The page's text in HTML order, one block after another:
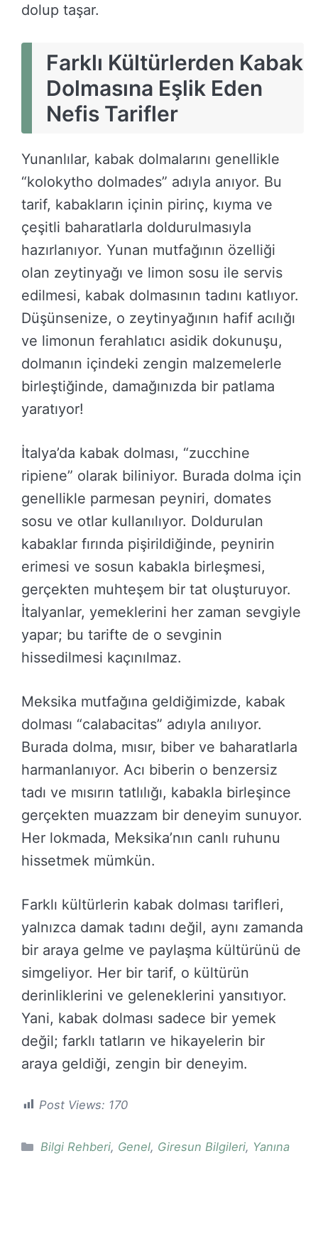
dolup taşar.
Farklı Kültürlerden Kabak
Dolmasına Eşlik Eden
Nefis Tarifler
Yunanlılar, kabak dolmalarını genellikle
“kolokytho dolmades” adıyla anıyor. Bu
tarif, kabakların içinin pirinç, kıyma ve
çeşitli baharatlarla doldurulmasıyla
hazırlanıyor. Yunan mutfağının özelliği
olan zeytinyağı ve limon sosu ile servis
edilmesi, kabak dolmasının tadını katlıyor.
Düşünsenize, o zeytinyağının hafif acılığı
ve limonun ferahlatıcı asidik dokunuşu,
dolmanın içindeki zengin malzemelerle
birleştiğinde, damağınızda bir patlama
yaratıyor!
İtalya’da kabak dolması, “zucchine
ripiene” olarak biliniyor. Burada dolma için
genellikle parmesan peyniri, domates
sosu ve otlar kullanılıyor. Doldurulan
kabaklar fırında pişirildiğinde, peynirin
erimesi ve sosun kabakla birleşmesi,
gerçekten muhteşem bir tat oluşturuyor.
İtalyanlar, yemeklerini her zaman sevgiyle
yapar; bu tarifte de o sevginin
hissedilmesi kaçınılmaz.
Meksika mutfağına geldiğimizde, kabak
dolması “calabacitas” adıyla anılıyor.
Burada dolma, mısır, biber ve baharatlarla
harmanlanıyor. Acı biberin o benzersiz
tadı ve mısırın tatlılığı, kabakla birleşince
gerçekten muazzam bir deneyim sunuyor.
Her lokmada, Meksika’nın canlı ruhunu
hissetmek mümkün.
Farklı kültürlerin kabak dolması tarifleri,
yalnızca damak tadını değil, aynı zamanda
bir araya gelme ve paylaşma kültürünü de
simgeliyor. Her bir tarif, o kültürün
derinliklerini ve geleneklerini yansıtıyor.
Yani, kabak dolması sadece bir yemek
değil; farklı tatların ve hikayelerin bir
araya geldiği, zengin bir deneyim.
Post Views: 170
Kategoriler
Bilgi Rehberi, Genel, Giresun Bilgileri, Yanına